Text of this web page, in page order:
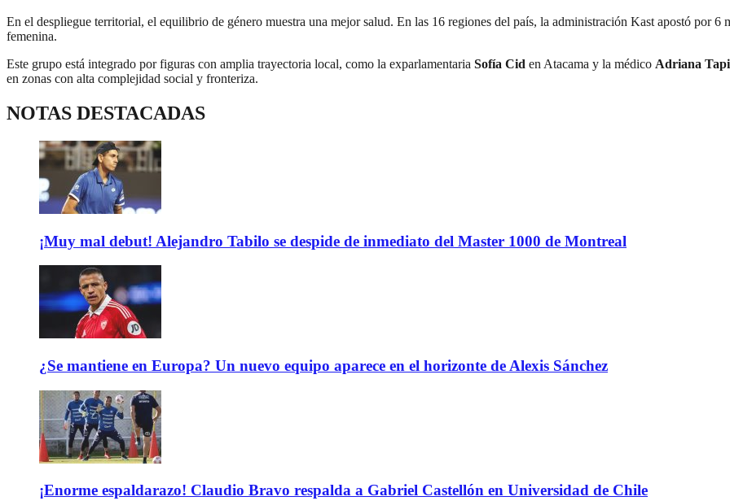
En el despliegue territorial, el equilibrio de género muestra una mejor salud. En las 16 regiones del país, la administración Kast apostó por 6
femenina.
Este grupo está integrado por figuras con amplia trayectoria local, como la exparlamentaria Sofía Cid en Atacama y la médico Adriana
en zonas con alta complejidad social y fronteriza.
NOTAS DESTACADAS
¡Muy mal debut! Alejandro Tabilo se despide de inmediato del Master 1000 de Montreal
¿Se mantiene en Europa? Un nuevo equipo aparece en el horizonte de Alexis Sánchez
¡Enorme espaldarazo! Claudio Bravo respalda a Gabriel Castellón en Universidad de Chile